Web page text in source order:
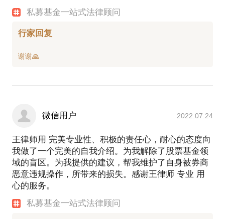
私募基金一站式法律顾问
行家回复
微信用户 2022.07.24
王律师用 完美专业性、积极的责任心，耐心的态度向
我做了一个完美的自我介绍。为我解除了股票基金领
域的盲区。为我提供的建议，帮我维护了自身被券商
恶意违规操作，所带来的损失。感谢王律师 专业 用
心的服务。
私募基金一站式法律顾问